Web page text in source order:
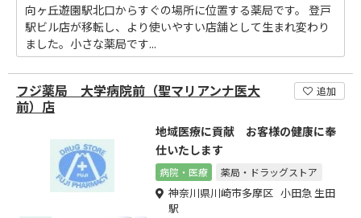
向ヶ丘遊園駅北口からすぐの場所に位置する薬局です。 登戸
駅ビル店が移転し、より使いやすい店舗として生まれ変わり
ました。小さな薬局です...
フジ薬局 大学病院前（聖マリアンナ医大
前）店
追加
地域医療に貢献 お客様の健康に奉
仕いたします
病院・医療 薬局・ドラッグストア
神奈川県川崎市多摩区 小田急 生田
駅